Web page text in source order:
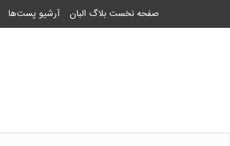
صفحه نخست بلاگ البان آرشیو پست‌ها